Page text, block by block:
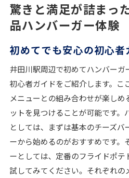
驚きと満足が詰まっ
品ハンバーガー体験
初めてでも安心の初心者
井田川駅周辺で初めてハンバーガ
初心者ガイドをご紹介します。こ
メニューとの組み合わせが楽しめ
ットを見つけることが可能です。
としては、まずは基本のチーズバ
ーから始めるのがおすすめです。
ーとしては、定番のフライドポテ
試してみてください。それぞれの